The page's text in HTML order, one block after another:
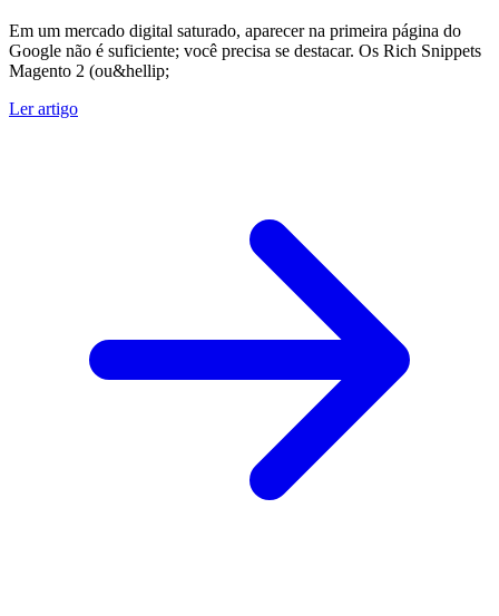
Em um mercado digital saturado, aparecer na primeira página do
Google não é suficiente; você precisa se destacar. Os Rich Snippets
Magento 2 (ou&hellip;
Ler artigo